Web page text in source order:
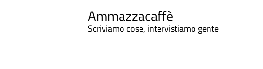
Ammazzacaffè
Scriviamo cose, intervistiamo gente